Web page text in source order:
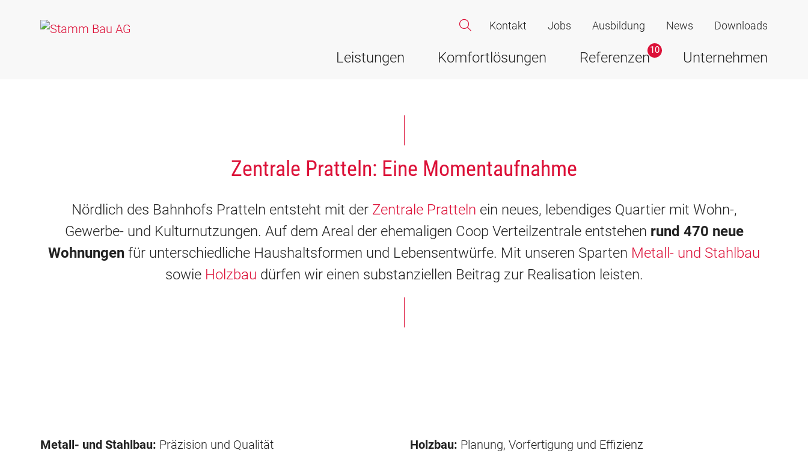
Kontakt Jobs Ausbildung News Downloads
Leistungen Komfortlösungen Referenzen10 Unternehmen
Zentrale Pratteln: Eine Momentaufnahme
Nördlich des Bahnhofs Pratteln entsteht mit der Zentrale Pratteln ein neues, lebendiges Quartier mit Wohn-,
Gewerbe- und Kulturnutzungen. Auf dem Areal der ehemaligen Coop Verteilzentrale entstehen rund 470 neue
Wohnungen für unterschiedliche Haushaltsformen und Lebensentwürfe. Mit unseren Sparten Metall- und Stahlbau
sowie Holzbau dürfen wir einen substanziellen Beitrag zur Realisation leisten.
Metall- und Stahlbau: Präzision und Qualität
Holzbau: Planung, Vorfertigung und Effizienz